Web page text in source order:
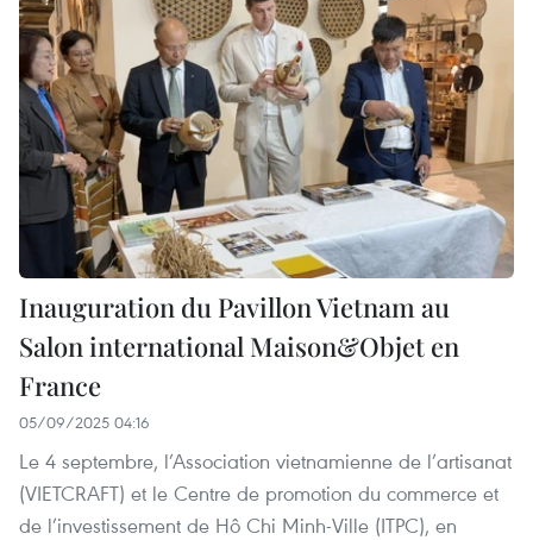
Inauguration du Pavillon Vietnam au
Salon international Maison&Objet en
France
05/09/2025 04:16
Le 4 septembre, l’Association vietnamienne de l’artisanat
(VIETCRAFT) et le Centre de promotion du commerce et
de l’investissement de Hô Chi Minh-Ville (ITPC), en